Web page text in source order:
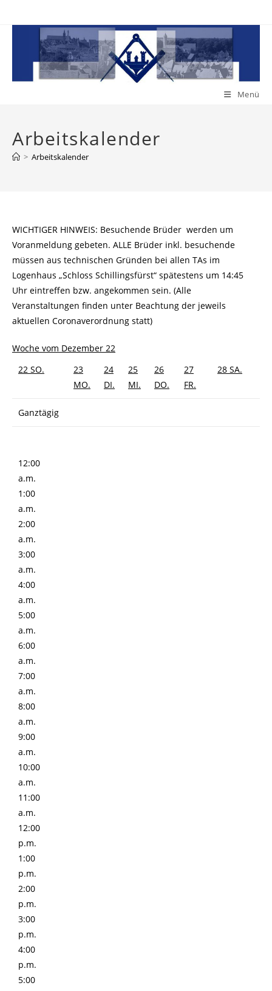
Inhalt
Menü
Arbeitskalender
> Arbeitskalender
WICHTIGER HINWEIS: Besuchende Brüder werden um
Voranmeldung gebeten. ALLE Brüder inkl. besuchende
müssen aus technischen Gründen bei allen TAs im
Logenhaus „Schloss Schillingsfürst“ spätestens um 14:45
Uhr eintreffen bzw. angekommen sein. (Alle
Veranstaltungen finden unter Beachtung der jeweils
aktuellen Coronaverordnung statt)
Woche vom Dezember 22
22 SO.
23
MO.
24
DI.
25
MI.
26
DO.
27
FR.
28 SA.
Ganztägig
12:00
a.m.
1:00
a.m.
2:00
a.m.
3:00
a.m.
4:00
a.m.
5:00
a.m.
6:00
a.m.
7:00
a.m.
8:00
a.m.
9:00
a.m.
10:00
a.m.
11:00
a.m.
12:00
p.m.
1:00
p.m.
2:00
p.m.
3:00
p.m.
4:00
p.m.
5:00